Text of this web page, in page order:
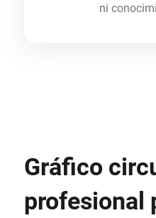
ni
Gráfico
profesional